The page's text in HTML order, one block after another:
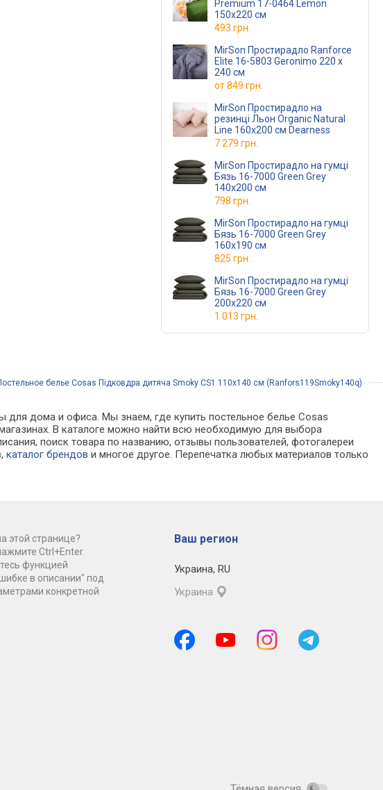
Premium 17-0464 Lemon
150х220 см
493 грн.
MirSon Простирадло Ranforce
Elite 16-5803 Geronimo 220 х
240 см
от849 грн.
MirSon Простирадло на
резинці Льон Organic Natural
Line 160х200 см Dearness
7 279 грн.
MirSon Простирадло на гумці
Бязь 16-7000 Green Grey
140x200 см
798 грн.
MirSon Простирадло на гумці
Бязь 16-7000 Green Grey
160x190 см
825 грн.
MirSon Простирадло на гумці
Бязь 16-7000 Green Grey
200x220 см
1 013 грн.
белье Cosas Підковдра дитяча Smoky CS1 110х140 см (Ranfors119Smoky140q)
для дома и офиса. Мы знаем, где купить постельное белье Cosas
В каталоге можно найти всю необходимую для выбора
поиск товара по названию, отзывы пользователей, фотогалереи
каталог брендов и многое другое. Перепечатка любых материалов только
этой странице?
Ctrl+Enter.
функцией
в описании" под
конкретной
Ваш регион
Украина, RU
Украина